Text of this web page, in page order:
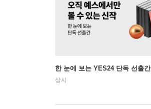
한 눈에 보는 YES24 단독 선출간
상시